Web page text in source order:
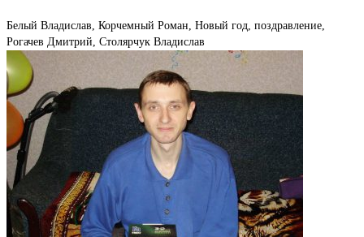
Белый Владислав, Корчемный Роман, Новый год, поздравление,
Рогачев Дмитрий, Столярчук Владислав